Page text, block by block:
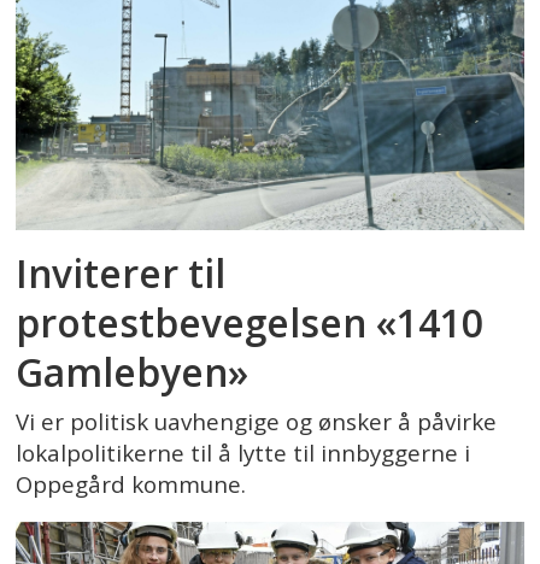
Inviterer til
protestbevegelsen «1410
Gamlebyen»
Vi er politisk uavhengige og ønsker å påvirke
lokalpolitikerne til å lytte til innbyggerne i
Oppegård kommune.